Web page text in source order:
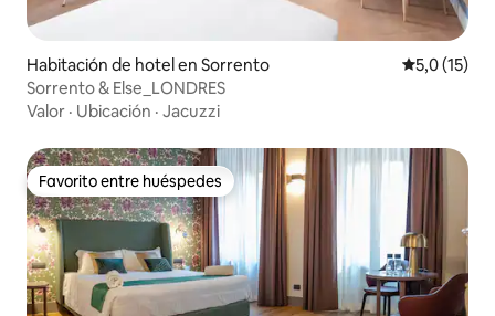
Habitación de hotel en Sorrento Calificación
5,0 (15)
Sorrento & Else_LONDRES
Valor · Ubicación · Jacuzzi
Favorito entre huéspedes
Favorito entre huéspedes